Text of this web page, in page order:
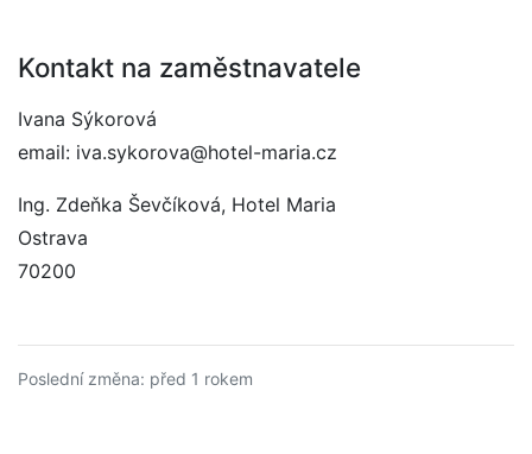
Kontakt na zaměstnavatele
Ivana Sýkorová
email: iva.sykorova@hotel-maria.cz
Ing. Zdeňka Ševčíková, Hotel Maria
Ostrava
70200
Poslední změna: před 1 rokem